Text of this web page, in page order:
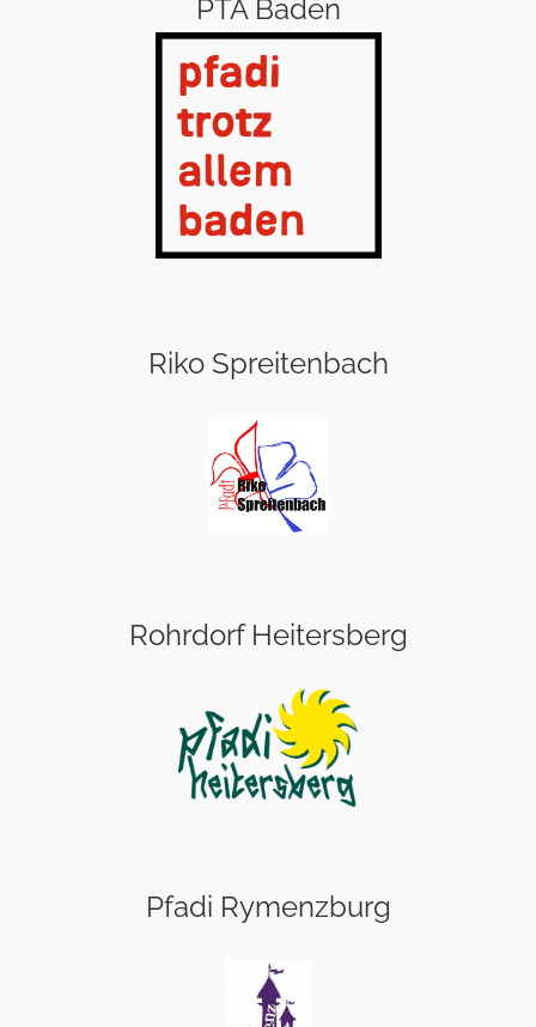
PTA Baden
Riko Spreitenbach
Rohrdorf Heitersberg
Pfadi Rymenzburg